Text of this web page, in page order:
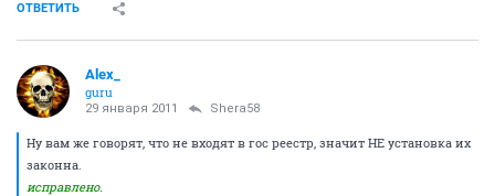
ОТВЕТИТЬ
Alex_
guru
29 января 2011 Shera58
Ну вам же говорят, что не входят в гос реестр, значит НЕ установка их
законна.
исправлено.